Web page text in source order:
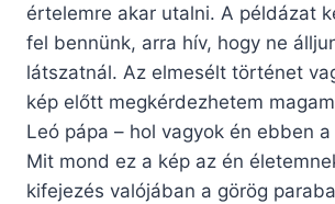
értelemre akar utalni. A példázat
fel bennünk, arra hív, hogy ne
látszatnál. Az elmesélt történet
kép előtt megkérdezhetem
Leó pápa – hol vagyok én ebben
Mit mond ez a kép az én
kifejezés valójában a görög